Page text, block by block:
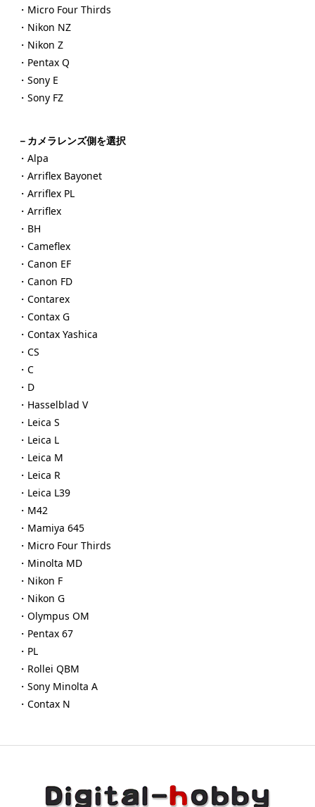
・Micro Four Thirds
・Nikon NZ
・Nikon Z
・Pentax Q
・Sony E
・Sony FZ
－カメラレンズ側を選択
・Alpa
・Arriflex Bayonet
・Arriflex PL
・Arriflex
・BH
・Cameflex
・Canon EF
・Canon FD
・Contarex
・Contax G
・Contax Yashica
・CS
・C
・D
・Hasselblad V
・Leica S
・Leica L
・Leica M
・Leica R
・Leica L39
・M42
・Mamiya 645
・Micro Four Thirds
・Minolta MD
・Nikon F
・Nikon G
・Olympus OM
・Pentax 67
・PL
・Rollei QBM
・Sony Minolta A
・Contax N